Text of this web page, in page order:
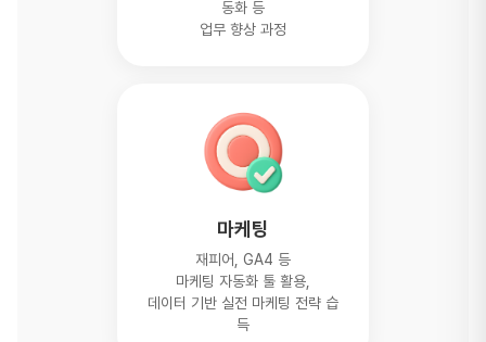
동화 등
업무 향상 과정
마케팅
재피어, GA4 등
마케팅 자동화 툴 활용,
데이터 기반 실전 마케팅 전략 습
득